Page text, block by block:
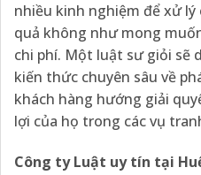
nhiều kinh nghiệm để xử
quả không như mong
chi phí. Một luật sư giỏi sẽ
kiến thức chuyên sâu về
khách hàng hướng giải
lợi của họ trong các vụ
Công ty Luật uy tín tại